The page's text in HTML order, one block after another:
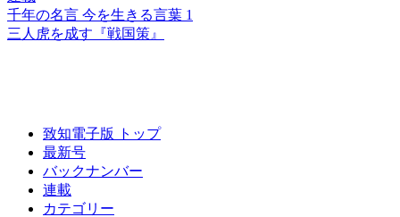
千年の名言 今を生きる言葉 1
三人虎を成す 『戦国策』
致知電子版 トップ
最新号
バックナンバー
連載
カテゴリー